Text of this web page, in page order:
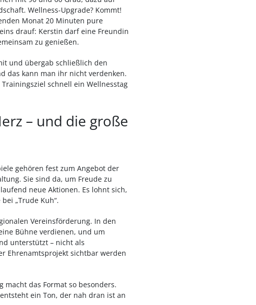
Wellness-Upgrade? Kommt!
Monat 20 Minuten pure
drauf: Kerstin darf eine Freundin
zu genießen.
und übergab schließlich den
das kann man ihr nicht verdenken.
schnell ein Wellnesstag
– und die große
gehören fest zum Angebot der
Sie sind da, um Freude zu
neue Aktionen. Es lohnt sich,
„Trude Kuh“.
Vereinsförderung. In den
Bühne verdienen, und um
unterstützt – nicht als
Ehrenamtsprojekt sichtbar werden
das Format so besonders.
ein Ton, der nah dran ist an